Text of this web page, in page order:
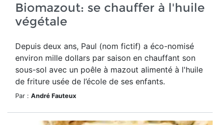
Biomazout: se chauffer à l'huile
végétale
Depuis deux ans, Paul (nom fictif) a éco-nomisé
environ mille dollars par saison en chauffant son
sous-sol avec un poêle à mazout alimenté à l'huile
de friture usée de l’école de ses enfants.
Par : André Fauteux